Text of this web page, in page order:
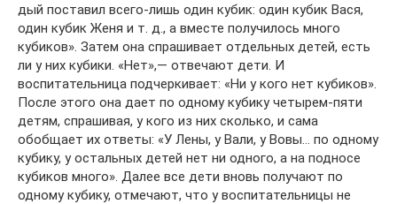
дый поставил всего-лишь один кубик: один кубик Вася,
один кубик Женя и т. д., а вместе получилось много
кубиков». Затем она спрашивает отдельных детей, есть
ли у них кубики. «Нет»,— отвечают дети. И
воспитательница подчеркивает: «Ни у кого нет кубиков».
После этого она дает по одному кубику четырем-пяти
детям, спрашивая, у кого из них сколько, и сама
обобщает их ответы: «У Лены, у Вали, у Вовы… по одному
кубику, у остальных детей нет ни одного, а на подносе
кубиков много». Далее все дети вновь получают по
одному кубику, отмечают, что у воспитательницы не